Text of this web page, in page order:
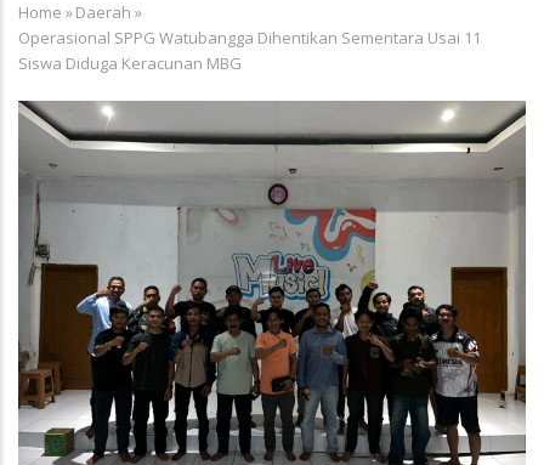
Breadcrumb
Home »Daerah »
Operasional SPPG Watubangga Dihentikan Sementara Usai 11
Siswa Diduga Keracunan MBG